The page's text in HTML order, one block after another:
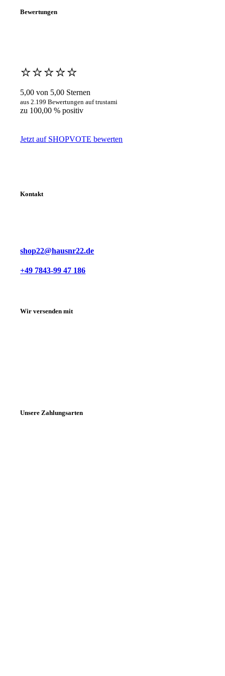
Bewertungen
⭐️⭐️⭐️⭐️⭐️
5,00 von 5,00 Sternen
aus 2.199 Bewertungen auf trustami
zu 100,00 % positiv
Jetzt auf SHOPVOTE bewerten
Kontakt
shop22@hausnr22.de
+49 7843-99 47 186
Wir versenden mit
Unsere Zahlungsarten